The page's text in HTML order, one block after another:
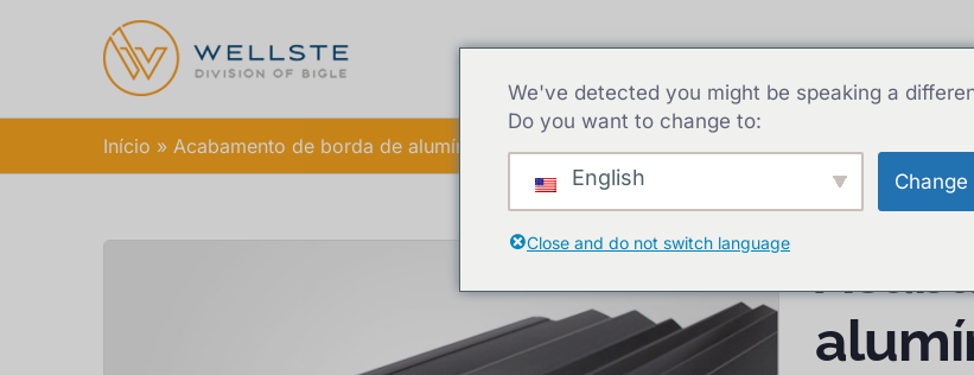
Início Acabamento de borda de alumínio extrudado
We've detected you might be speaking a
Do you want to change to:
English
Close and do not switch language